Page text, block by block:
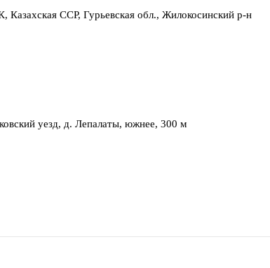
Казахская ССР, Гурьевская обл., Жилокосинский р-н
уезд, д. Лепалаты, южнее, 300 м